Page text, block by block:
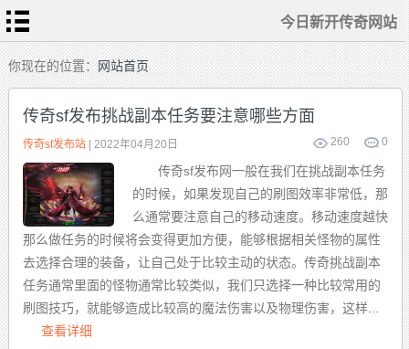
今日新开传奇网站
首
页
今
日
新
开
传
奇
网
站
热
血
传
奇
私
服
传
奇
sf
发
布
站
新
开
合
击
传
奇
你现在的位置：网站首页
传奇sf发布挑战副本任务要注意哪些方面
260 0
传奇sf发布站 | 2022年04月20日
传奇sf发布网一般在我们在挑战副本任务
的时候，如果发现自己的刷图效率非常低，那
么通常要注意自己的移动速度。移动速度越快
那么做任务的时候将会变得更加方便，能够根据相关怪物的属性
去选择合理的装备，让自己处于比较主动的状态。传奇挑战副本
任务通常里面的怪物通常比较类似，我们只选择一种比较常用的
刷图技巧，就能够造成比较高的魔法伤害以及物理伤害，这样...
查看详细